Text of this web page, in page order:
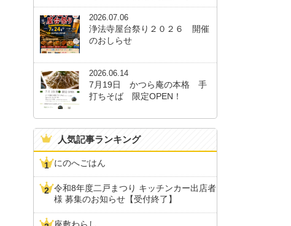
2026.07.06
浄法寺屋台祭り２０２６ 開催
のおしらせ
2026.06.14
7月19日 かつら庵の本格 手
打ちそば 限定OPEN！
人気記事ランキング
にのへごはん
令和8年度二戸まつり キッチンカー出店者
様 募集のお知らせ【受付終了】
座敷わらし